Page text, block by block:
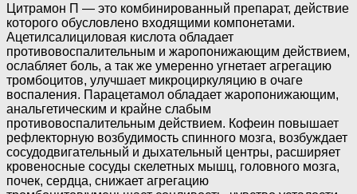
Цитрамон П — это комбинированный препарат, действие
которого обусловлено входящими компонетами.
Ацетилсалициловая кислота обладает
противовоспалительным и жаропонижающим действием,
ослабляет боль, а так же умеренно угнетает агрегацию
тромбоцитов, улучшает микроциркуляцию в очаге
воспаления. Парацетамол обладает жаропонижающим,
анальгетическим и крайне слабым
противовоспалительным действием. Кофеин повышает
рефлекторную возбудимость спинного мозга, возбуждает
сосудодвигательный и дыхательный центры, расширяет
кровеносные сосуды скелетных мышц, головного мозга,
почек, сердца, снижает агрегацию